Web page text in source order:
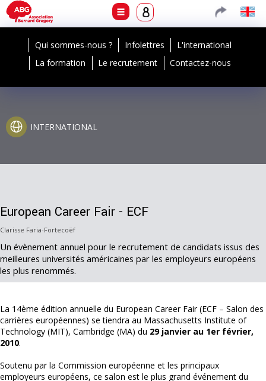
Qui sommes-nous ? Infolettres
L'international
La formation
Le recrutement Contactez-nous
INTERNATIONAL
European Career Fair - ECF
Clarisse Faria-Fortecoëf
Un évènement annuel pour le recrutement de candidats issus des
meilleures universités américaines par les employeurs européens
les plus renommés.
La 14ème édition annuelle du European Career Fair (ECF – Salon des
carrières européennes) se tiendra au Massachusetts Institute of
Technology (MIT), Cambridge (MA) du 29 janvier au 1er février,
2010.
Soutenu par la Commission européenne et les principaux
employeurs européens, ce salon est le plus grand événement du